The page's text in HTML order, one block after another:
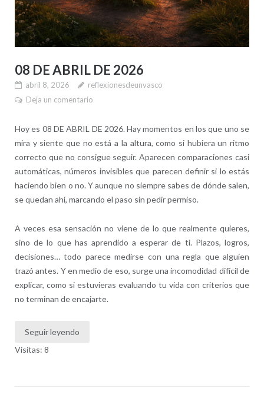
08 DE ABRIL DE 2026
abril 8, 2026
reflexionesdeunvasco
Deja un comentario
Hoy es 08 DE ABRIL DE 2026. Hay momentos en los que uno se
mira y siente que no está a la altura, como si hubiera un ritmo
correcto que no consigue seguir. Aparecen comparaciones casi
automáticas, números invisibles que parecen definir si lo estás
haciendo bien o no. Y aunque no siempre sabes de dónde salen,
se quedan ahí, marcando el paso sin pedir permiso.
A veces esa sensación no viene de lo que realmente quieres,
sino de lo que has aprendido a esperar de ti. Plazos, logros,
decisiones… todo parece medirse con una regla que alguien
trazó antes. Y en medio de eso, surge una incomodidad difícil de
explicar, como si estuvieras evaluando tu vida con criterios que
no terminan de encajarte.
Seguir leyendo
Visitas: 8